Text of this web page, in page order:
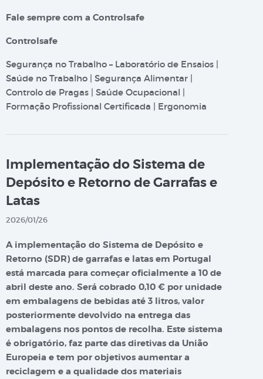
Fale sempre com a Controlsafe
Controlsafe
Segurança no Trabalho – Laboratório de Ensaios |
Saúde no Trabalho | Segurança Alimentar |
Controlo de Pragas | Saúde Ocupacional |
Formação Profissional Certificada | Ergonomia
Implementação do Sistema de
Depósito e Retorno de Garrafas e
Latas
2026/01/26
A implementação do Sistema de Depósito e
Retorno (SDR) de garrafas e latas em Portugal
está marcada para começar oficialmente a 10 de
abril deste ano. Será cobrado 0,10 € por unidade
em embalagens de bebidas até 3 litros, valor
posteriormente devolvido na entrega das
embalagens nos pontos de recolha. Este sistema
é obrigatório, faz parte das diretivas da União
Europeia e tem por objetivos aumentar a
reciclagem e a qualidade dos materiais